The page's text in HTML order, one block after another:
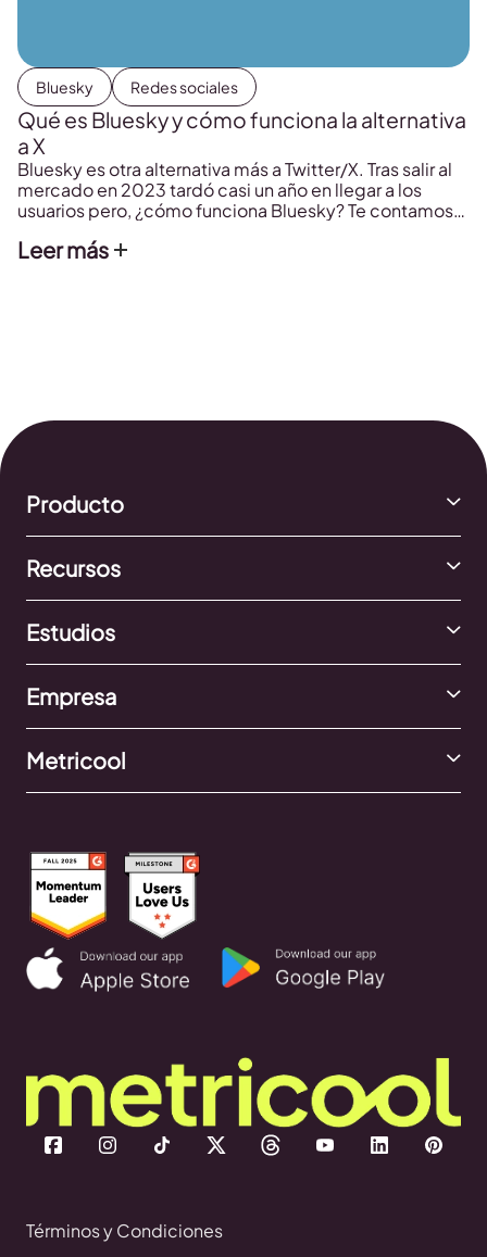
Bluesky Redes sociales
Qué es Bluesky y cómo funciona la alternativa
a X
Bluesky es otra alternativa más a Twitter/X. Tras salir al
mercado en 2023 tardó casi un año en llegar a los
usuarios pero, ¿cómo funciona Bluesky? Te contamos
Leer más
Producto
Recursos
Estudios
Empresa
Metricool
Términos y Condiciones